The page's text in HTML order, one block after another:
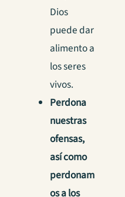
Dios
puede dar
alimento a
los seres
vivos.
Perdona
nuestras
ofensas,
así como
perdonam
os a los